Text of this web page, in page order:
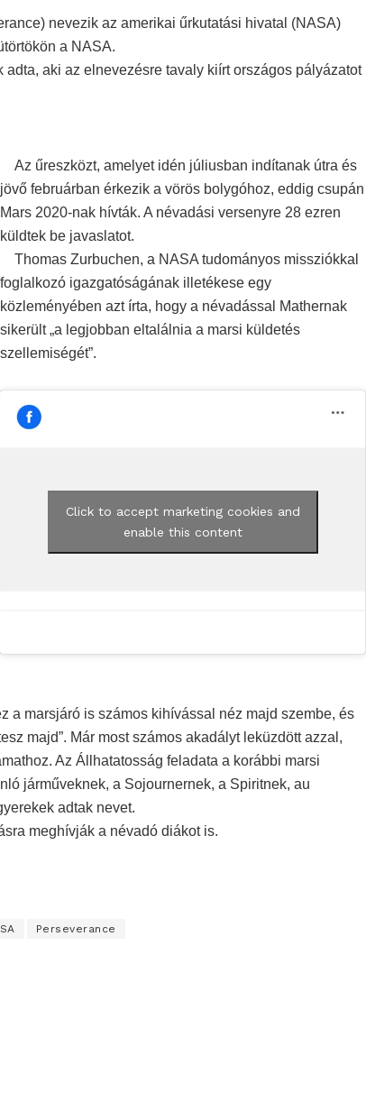
nevezik az amerikai űrkutatási hivatal (NASA)
a NASA.
aki az elnevezésre tavaly kiírt országos pályázatot
Az űreszközt, amelyet idén júliusban indítanak útra és
jövő februárban érkezik a vörös bolygóhoz, eddig csupán
Mars 2020-nak hívták. A névadási versenyre 28 ezren
küldtek be javaslatot.
Thomas Zurbuchen, a NASA tudományos missziókkal
foglalkozó igazgatóságának illetékese egy
közleményében azt írta, hogy a névadással Mathernak
sikerült „a legjobban eltalálnia a marsi küldetés
szellemiségét”.
Click to accept marketing cookies and
enable this content
marsjáró is számos kihívással néz majd szembe, és
majd”. Már most számos akadályt leküzdött azzal,
Az Állhatatosság feladata a korábbi marsi
járműveknek, a Sojournernek, a Spiritnek, au
adtak nevet.
meghívják a névadó diákot is.
Perseverance